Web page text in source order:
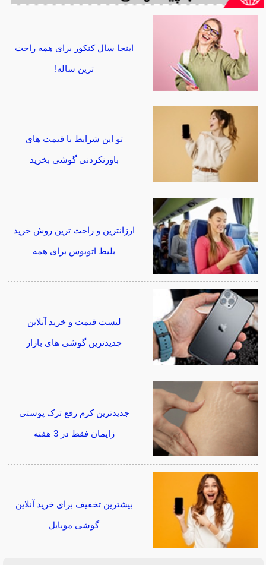
اینجا سال کنکور برای همه راحت
ترین ساله!
تو این شرایط با قیمت های
باورنکردنی گوشی بخرید
ارزانترین و راحت ترین روش خرید
بلیط اتوبوس برای همه
لیست قیمت و خرید آنلاین
جدیدترین گوشی های بازار
جدیدترین کرم رفع ترک پوستی
زایمان فقط در 3 هفته
بیشترین تخفیف برای خرید آنلاین
گوشی موبایل